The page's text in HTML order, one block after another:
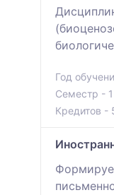
Год
Семестр - 1
Кредитов -